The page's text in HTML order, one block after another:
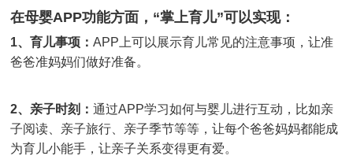
在母婴APP功能方面，“掌上育儿”可以实现：
1、育儿事项： APP上可以展示育儿常见的注意事项，让准
爸爸准妈妈们做好准备。
2、亲子时刻： 通过APP学习如何与婴儿进行互动，比如亲
子阅读、亲子旅行、亲子季节等等，让每个爸爸妈妈都能成
为育儿小能手，让亲子关系变得更有爱。